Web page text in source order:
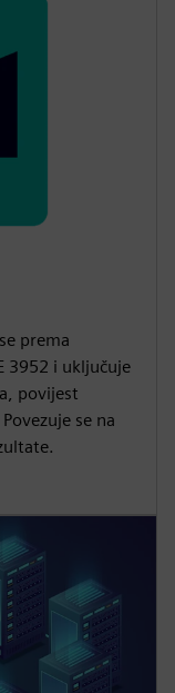
prema
3952 i uključuje
povijest
se na